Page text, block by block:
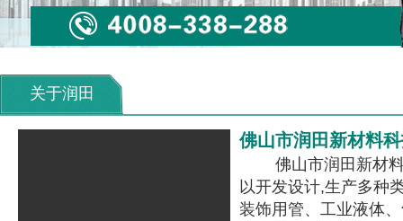
关于润田
佛山市润田新材料
佛山市润田新材料
以开发设计,生产多种
装饰用管、工业液体